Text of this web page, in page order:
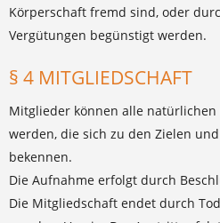
Körperschaft fremd sind, oder
Vergütungen begünstigt werden.
§ 4 MITGLIEDSCHAFT
Mitglieder können alle
werden, die sich zu den Zielen
bekennen.
Die Aufnahme erfolgt durch
Die Mitgliedschaft endet durch